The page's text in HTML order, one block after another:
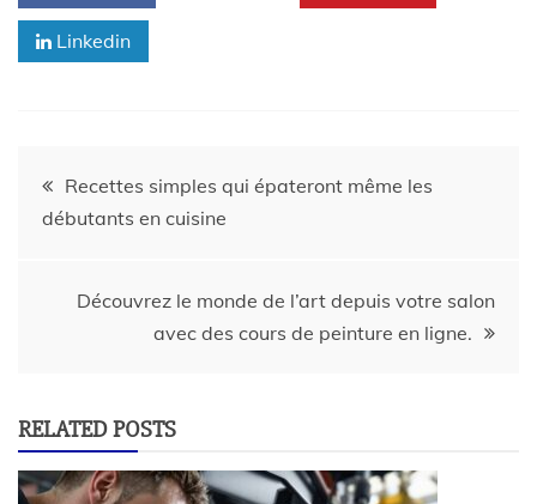
Linkedin
Recettes simples qui épateront même les
débutants en cuisine
Découvrez le monde de l’art depuis votre salon
avec des cours de peinture en ligne.
RELATED POSTS